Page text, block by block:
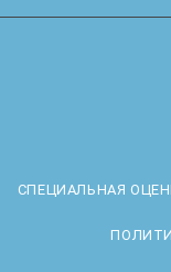
CПЕЦИАЛЬНАЯ